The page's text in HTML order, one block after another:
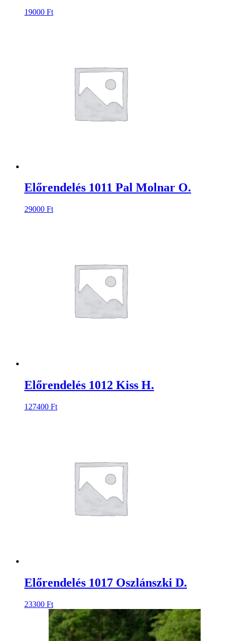
19000 Ft
Előrendelés 1011 Pal Molnar O.
29000 Ft
Előrendelés 1012 Kiss H.
127400 Ft
Előrendelés 1017 Oszlánszki D.
23300 Ft